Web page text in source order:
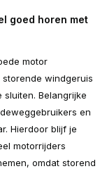
goed horen met
motor
windgeruis
Belangrijke
en
Hierdoor blijf je
motorrijders
omdat storend